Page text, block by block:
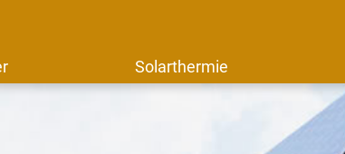
Solarthermie